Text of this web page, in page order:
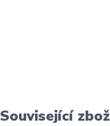
Související